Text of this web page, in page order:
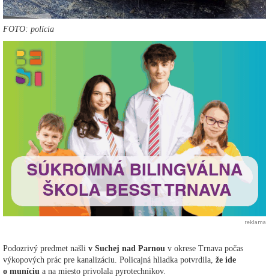
FOTO: polícia
reklama
Podozrivý predmet našli v Suchej nad Parnou v okrese Trnava počas
výkopových prác pre kanalizáciu. Policajná hliadka potvrdila, že ide
o muníciu a na miesto privolala pyrotechnikov.